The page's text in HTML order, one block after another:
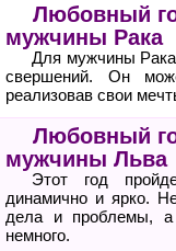
Любовный
мужчины Рака
Для мужчины
свершений. Он
реализовав свои
Любовный
мужчины Льва
Этот год
динамично и ярко.
дела и проблемы, а
немного.